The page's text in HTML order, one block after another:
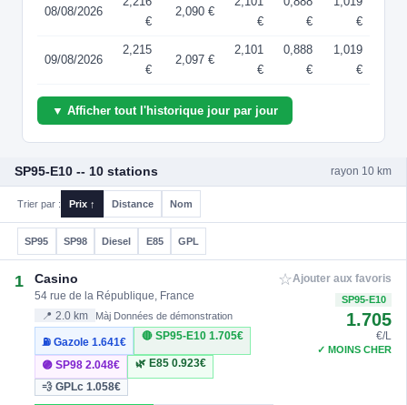
08/08/2026
€
2,090 €
€
€
€
09/08/2026
2,215
€
2,097 €
2,101
€
0,888
€
1,019
€
▼ Afficher tout l'historique jour par jour
SP95-E10 -- 10 stations rayon 10 km
Trier par : Prix ↑ Distance Nom
SP95 SP98 Diesel E85 GPL
1 Casino
54 rue de la République, France
📍 2.0 km Màj Données de démonstration
⛽ Gazole1.641€
🔴 SP95-E10 1.705€
🟣 SP982.048€ 🌿 E85 0.923€
💨 GPLc1.058€
☆Ajouter aux favoris
SP95-E10
1.705
€/L
✓ MOINS CHER